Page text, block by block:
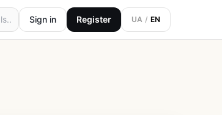
Sign in Register UA / EN